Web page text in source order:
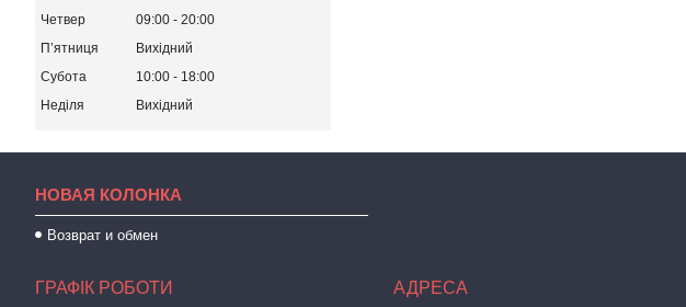
Четвер
09:00
20:00
Пʼятниця
Вихідний
Субота
10:00
18:00
Неділя
Вихідний
НОВАЯ КОЛОНКА
Возврат и обмен
ГРАФІК РОБОТИ